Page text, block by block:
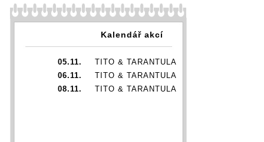
Kalendář akcí
05.11.
TITO & TARANTULA
06.11.
TITO & TARANTULA
08.11.
TITO & TARANTULA